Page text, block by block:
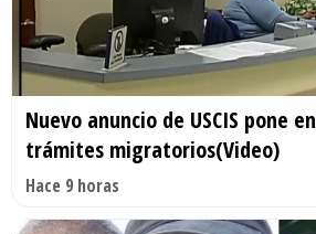
Nuevo anuncio de USCIS pone
trámites migratorios(Video)
Hace 9 horas